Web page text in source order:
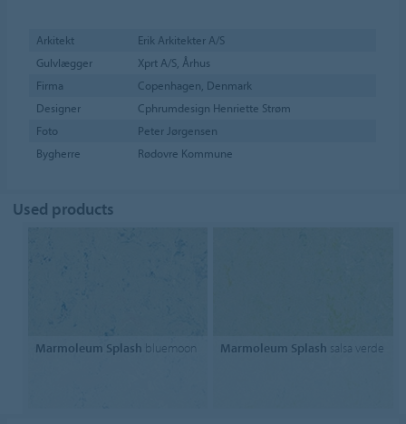
Arkitekt
Erik Arkitekter A/S
Gulvlægger
Xprt A/S, Århus
Firma
Copenhagen, Denmark
Designer
Cphrumdesign Henriette Strøm
Foto
Peter Jørgensen
Bygherre
Rødovre Kommune
Used products
Marmoleum Splash bluemoon Marmoleum Splash salsa verde